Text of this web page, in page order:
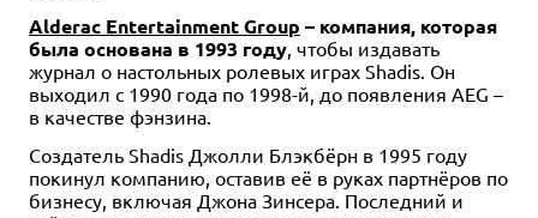
Alderac Entertainment Group – компания, которая
была основана в 1993 году , чтобы издавать
журнал о настольных ролевых играх Shadis. Он
выходил с 1990 года по 1998-й, до появления AEG –
в качестве фэнзина.
Создатель Shadis Джолли Блэкбёрн в 1995 году
покинул компанию, оставив её в руках партнёров по
бизнесу, включая Джона Зинсера. Последний и